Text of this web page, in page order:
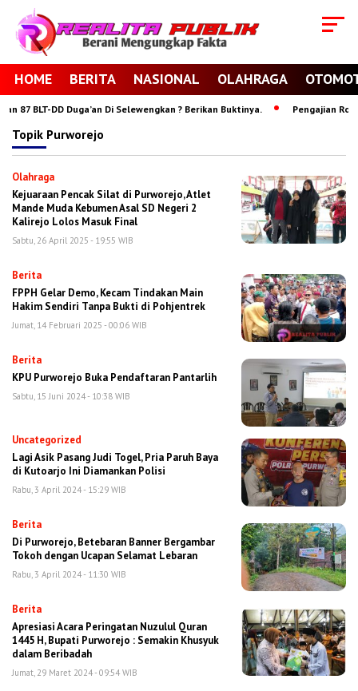
HOME BERITA NASIONAL OLAHRAGA
BLT-DD Duga’an Di Selewengkan ? Berikan Buktinya. Pengajian
Topik Purworejo
Olahraga
Kejuaraan Pencak Silat di Purworejo, Atlet
Mande Muda Kebumen Asal SD Negeri 2
Kalirejo Lolos Masuk Final
Sabtu, 26 April 2025 - 19:55 WIB
Berita
FPPH Gelar Demo, Kecam Tindakan Main
Hakim Sendiri Tanpa Bukti di Pohjentrek
Jumat, 14 Februari 2025 - 00:06 WIB
Berita
KPU Purworejo Buka Pendaftaran Pantarlih
Sabtu, 15 Juni 2024 - 10:38 WIB
Uncategorized
Lagi Asik Pasang Judi Togel, Pria Paruh Baya
di Kutoarjo Ini Diamankan Polisi
Rabu, 3 April 2024 - 15:29 WIB
Berita
Di Purworejo, Betebaran Banner Bergambar
Tokoh dengan Ucapan Selamat Lebaran
Rabu, 3 April 2024 - 11:30 WIB
Berita
Apresiasi Acara Peringatan Nuzulul Quran
1445 H, Bupati Purworejo : Semakin Khusyuk
dalam Beribadah
Jumat, 29 Maret 2024 - 09:54 WIB